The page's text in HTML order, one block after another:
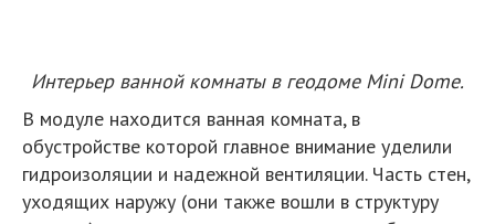
Интерьер ванной комнаты в геодоме Mini Dome.
В модуле находится ванная комната, в
обустройстве которой главное внимание уделили
гидроизоляции и надежной вентиляции. Часть стен,
уходящих наружу (они также вошли в структуру